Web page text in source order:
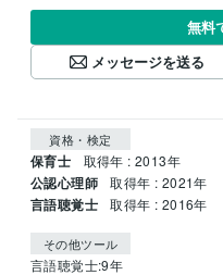
無料
メッセージを送る
資格・検定
保育士 取得年 : 2013年
公認心理師 取得年 : 2021年
言語聴覚士 取得年 : 2016年
その他ツール
言語聴覚士:9年